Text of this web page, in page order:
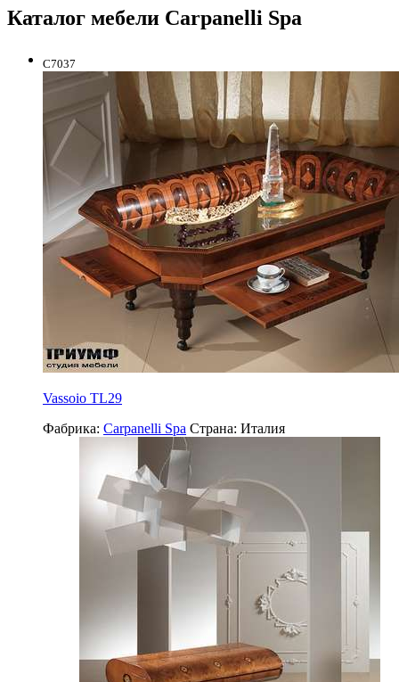
Каталог мебели Carpanelli Spa
C7037
Vassoio TL29
Фабрика: Carpanelli Spa Страна: Италия